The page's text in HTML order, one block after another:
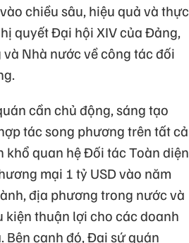
chiều sâu, hiệu quả và thực
quyết Đại hội XIV của Đảng,
Nhà nước về công tác đối
cần chủ động, sáng tạo
tác song phương trên tất cả
quan hệ Đối tác Toàn diện
mại 1 tỷ USD vào năm
địa phương trong nước và
kiện thuận lợi cho các doanh
Bên cạnh đó, Đại sứ quán